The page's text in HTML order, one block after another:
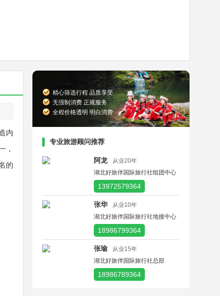
内
，
的
精心筛选行程 品质享受
无强制消费 正规服务
全程价格透明 明白消费
专业旅游顾问推荐
阿龙
从业20年
湖北好旅伴国际旅行社组团中心
13972579364
张华
从业10年
湖北好旅伴国际旅行社地接中心
18986799364
张瑜
从业15年
湖北好旅伴国际旅行社总部
18986789364